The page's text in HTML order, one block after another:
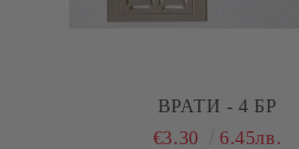
ВРАТИ - 4 БР
€3.30
6.45лв.